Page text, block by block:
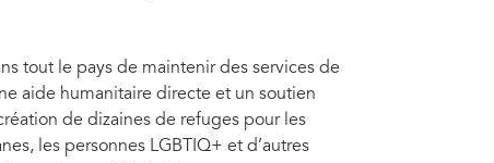
tout le pays de maintenir des services de
aide humanitaire directe et un soutien
de dizaines de refuges pour les
les personnes LGBTIQ+ et d’autres